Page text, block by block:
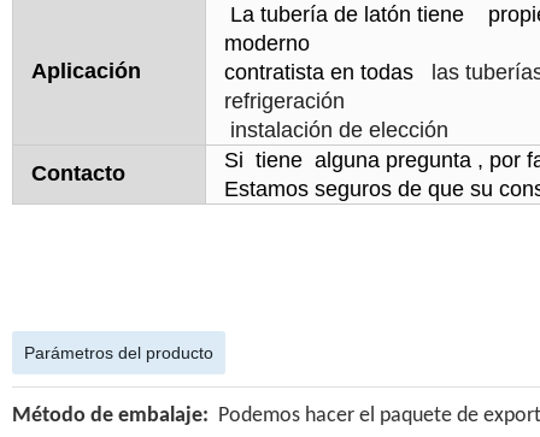
Aplicación
La tubería de latón tiene
moderno
contratista en todas
las
refrigeración
instalación de elección
Contacto
Si tiene alguna pregunta ,
Estamos seguros de que su
Parámetros del producto
Método de embalaje: Podemos hacer el paquete de